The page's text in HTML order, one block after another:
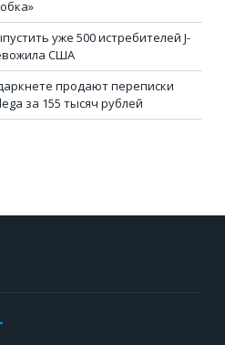
уже 500 истребителей J-
США
продают переписки
за 155 тысяч рублей